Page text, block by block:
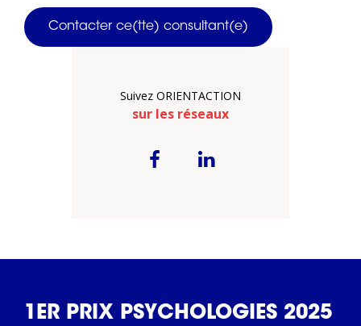
Contacter ce(tte) consultant(e)
Suivez ORIENTACTION
sur les réseaux
1ER PRIX PSYCHOLOGIES 2025